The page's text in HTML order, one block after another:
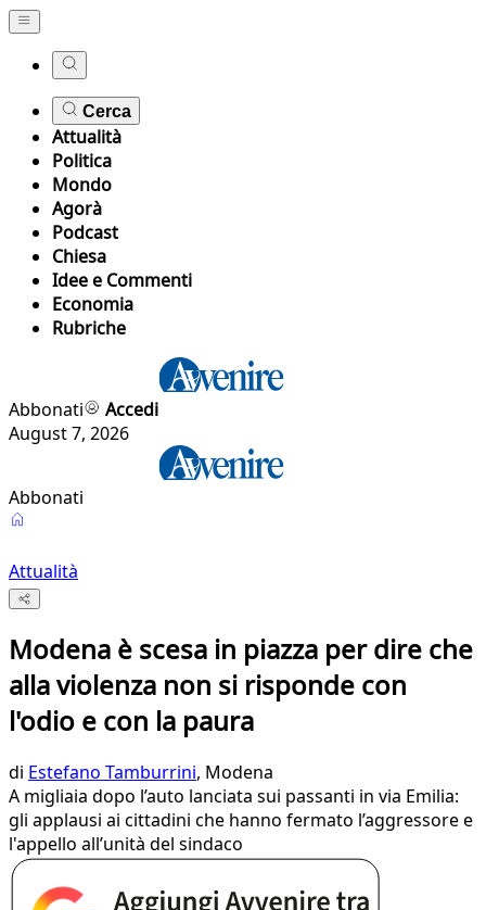
Cerca
Attualità
Politica
Mondo
Agorà
Podcast
Chiesa
Idee e Commenti
Economia
Rubriche
Abbonati
Accedi
August 7, 2026
Abbonati
Attualità
Modena è scesa in piazza per dire che
alla violenza non si risponde con
l'odio e con la paura
di Estefano Tamburrini, Modena
A migliaia dopo l’auto lanciata sui passanti in via Emilia:
gli applausi ai cittadini che hanno fermato l’aggressore e
l'appello all’unità del sindaco